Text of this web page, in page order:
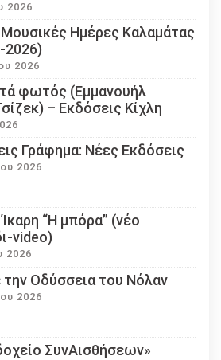
2026
Μουσικές Ημέρες Καλαμάτας
2026)
2026
φωτός (Εμμανουήλ
– Εκδόσεις Κίχλη
Γράφημα: Νέες Εκδόσεις
2026
“Η μπόρα” (νέο
video)
2026
την Οδύσσεια του Νόλαν
2026
ΣυνΑισθήσεων»